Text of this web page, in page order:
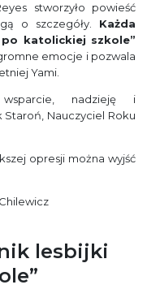
stworzyło powieść
o szczegóły. Każda
katolickiej szkole”
emocje i pozwala
Yami.
wsparcie, nadzieję i
Staroń, Nauczyciel Roku
opresji można wyjść
lesbijki